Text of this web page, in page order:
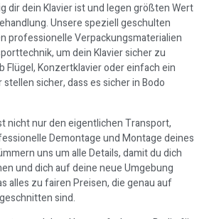
dir dein Klavier ist und legen größten Wert
Unsere speziell geschulten
professionelle Verpackungsmaterialien
um dein Klavier sicher zu
Flügel, Konzertklavier oder einfach ein
sicher, dass es sicher in Bodo
nicht nur den eigentlichen Transport,
Demontage und Montage deines
uns um alle Details, damit du dich
und dich auf deine neue Umgebung
alles zu fairen Preisen, die genau auf
sind.